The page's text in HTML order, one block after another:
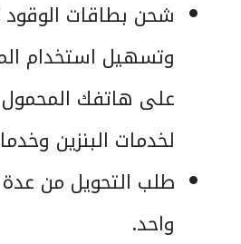
شحن بطاقات الوقود
وتسهيل استخدام
على هاتفك المحمول
لخدمات البنزين
طلب التحويل من
واحد.